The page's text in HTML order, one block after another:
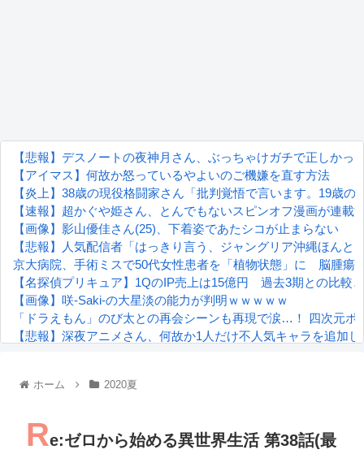
【悲報】デスノートの夜神月さん、ぶっちゃけガチで正しかっ
【アイマス】何故か怒っているやよいのご機嫌を直す方法
【炎上】38歳の現役格闘家さん「批判覚悟で言います。19歳
【速報】超かぐや姫さん、とんでもないスピンオフ漫画が連
【画像】影山優佳さん(25)、下着姿であたシコが止まらない
【悲報】人気配信者「はっきり言う、ジャングリア沖縄ほん
京大病院、手術ミスで50代女性患者を「植物状態」に 脳腫瘍
【名探偵プリキュア】1QのIP売上は15億円 過去3期との比較
【画像】咲-Saki-の大星淡の能力が判明ｗｗｗｗｗ
「ドラえもん」のび太との再会シーンも再現で涙…！ 四次元
【悲報】深夜アニメさん、何故か1人だけ不人気キャラを追加
『進撃の巨人』で一番面白いところってｗｗｗｗｗ
るろうに剣心 -明治剣客浪漫譚- 京都動乱 第33話の感想
同盟、帝国、フェザーン。生まれるなら何処がいいか問題！
ホーム 2020夏
Re:ゼロから始める異世界生活 第38話(最